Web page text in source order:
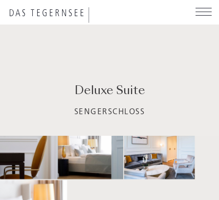
Deluxe Suite
SENGERSCHLOSS